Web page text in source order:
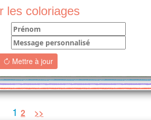
les coloriages
Mettre à jour
1 2 >>